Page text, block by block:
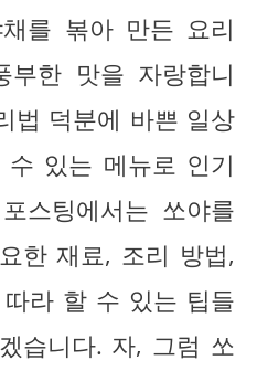
를 볶아 만든 요리
부한 맛을 자랑합니
법 덕분에 바쁜 일상
있는 메뉴로 인기
스팅에서는 쏘야를
한 재료, 조리 방법,
라 할 수 있는 팁들
습니다. 자, 그럼 쏘